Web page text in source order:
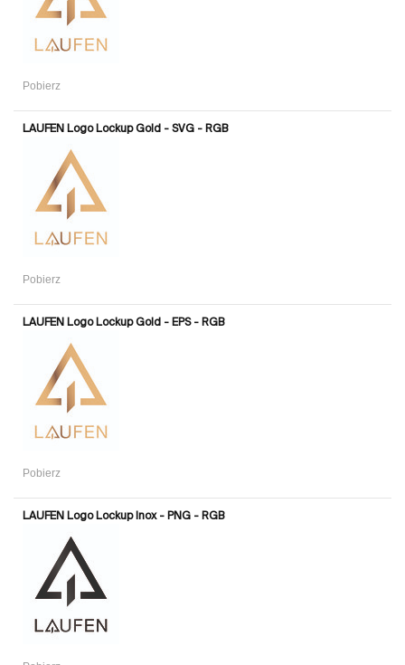
Pobierz
LAUFEN Logo Lockup Gold - SVG - RGB
Pobierz
LAUFEN Logo Lockup Gold - EPS - RGB
Pobierz
LAUFEN Logo Lockup Inox - PNG - RGB